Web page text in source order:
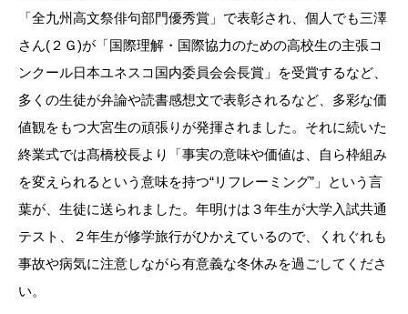
「全九州高文祭俳句部門優秀賞」で表彰され、個人でも三澤
さん(２Ｇ)が「国際理解・国際協力のための高校生の主張コ
ンクール日本ユネスコ国内委員会会長賞」を受賞するなど、
多くの生徒が弁論や読書感想文で表彰されるなど、多彩な価
値観をもつ大宮生の頑張りが発揮されました。それに続いた
終業式では髙橋校長より「事実の意味や価値は、自ら枠組み
を変えられるという意味を持つ“リフレーミング”」という言
葉が、生徒に送られました。年明けは３年生が大学入試共通
テスト、２年生が修学旅行がひかえているので、くれぐれも
事故や病気に注意しながら有意義な冬休みを過ごしてくださ
い。